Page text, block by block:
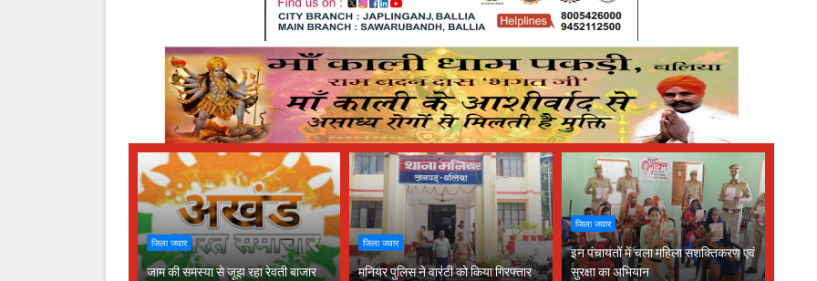
जिला जवार
जाम की समस्या से जूझ रहा रेवती बाजार
जिला जवार
मनियर पुलिस ने वारंटी को किया गिरफ्तार
जिला जवार
इन पंचायतों में चला महिला सशक्तिकरण एवं
सुरक्षा का अभियान